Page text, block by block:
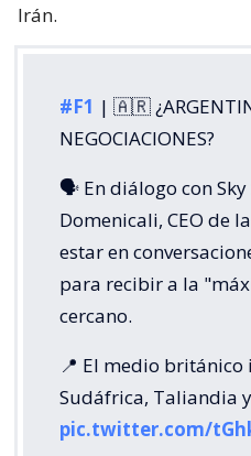
Irán.
#F1 | 🇦🇷
NEGOCIACIONES?
🗣️ En diálogo con Sky
Domenicali, CEO de
estar en
para recibir a la
cercano.
📍 El medio
Sudáfrica, Taliandia
pic.twitter.com/